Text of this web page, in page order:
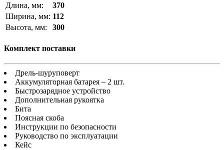
Длина, мм:
370
Ширина, мм: 112
Высота, мм:
300
Комплект поставки
Дрель-шуруповерт
Аккумуляторная батарея – 2 шт.
Быстрозарядное устройство
Дополнительная рукоятка
Бита
Поясная скоба
Инструкции по безопасности
Руководство по эксплуатации
Кейс